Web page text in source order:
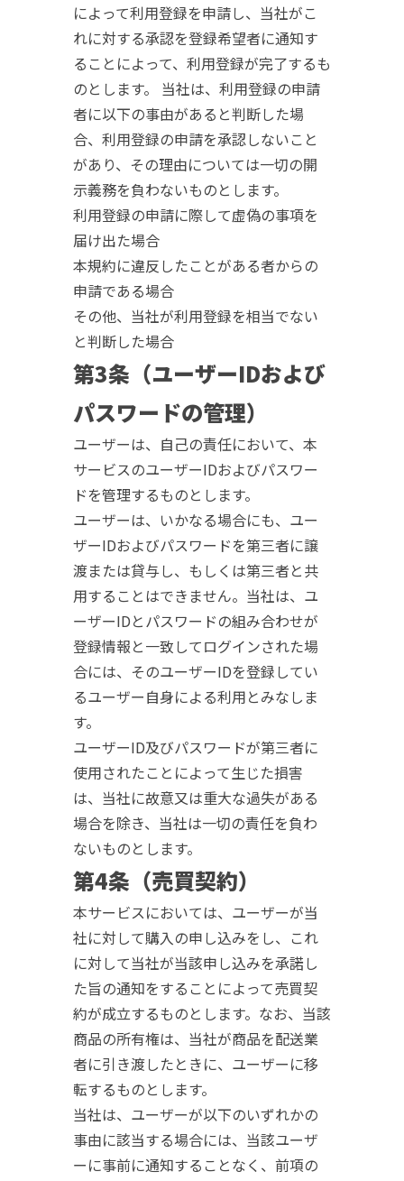
によって利用登録を申請し、当社がこ
れに対する承認を登録希望者に通知す
ることによって、利用登録が完了するも
のとします。 当社は、利用登録の申請
者に以下の事由があると判断した場
合、利用登録の申請を承認しないこと
があり、その理由については一切の開
示義務を負わないものとします。
利用登録の申請に際して虚偽の事項を
届け出た場合
本規約に違反したことがある者からの
申請である場合
その他、当社が利用登録を相当でない
と判断した場合
第3条（ユーザーIDおよび
パスワードの管理）
ユーザーは、自己の責任において、本
サービスのユーザーIDおよびパスワー
ドを管理するものとします。
ユーザーは、いかなる場合にも、ユー
ザーIDおよびパスワードを第三者に譲
渡または貸与し、もしくは第三者と共
用することはできません。当社は、ユ
ーザーIDとパスワードの組み合わせが
登録情報と一致してログインされた場
合には、そのユーザーIDを登録してい
るユーザー自身による利用とみなしま
す。
ユーザーID及びパスワードが第三者に
使用されたことによって生じた損害
は、当社に故意又は重大な過失がある
場合を除き、当社は一切の責任を負わ
ないものとします。
第4条（売買契約）
本サービスにおいては、ユーザーが当
社に対して購入の申し込みをし、これ
に対して当社が当該申し込みを承諾し
た旨の通知をすることによって売買契
約が成立するものとします。なお、当該
商品の所有権は、当社が商品を配送業
者に引き渡したときに、ユーザーに移
転するものとします。
当社は、ユーザーが以下のいずれかの
事由に該当する場合には、当該ユーザ
ーに事前に通知することなく、前項の